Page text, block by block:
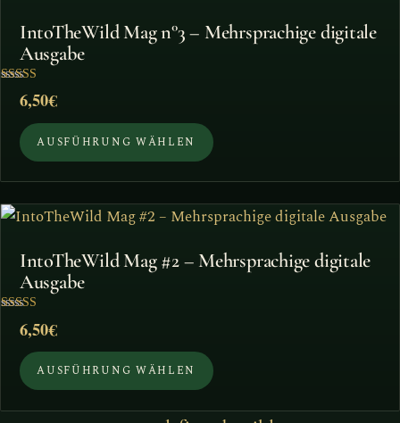
IntoTheWild Mag n°3 – Mehrsprachige digitale
Ausgabe
Bewertet mit
6,50€
AUSFÜHRUNG WÄHLEN
weist
mehrere
Varianten
Die
Optionen
auf
Produktseite
gewählt
werden
IntoTheWild Mag #2 – Mehrsprachige digitale
Ausgabe
Bewertet mit
6,50€
AUSFÜHRUNG WÄHLEN
Dieses
weist
mehrere
Varianten
Die
Optionen